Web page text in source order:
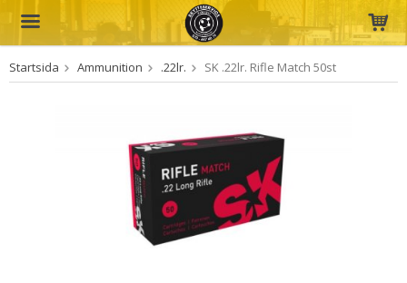
Produkten har blivit tillagd i varukorgen
Startsida Ammunition .22lr. SK .22lr. Rifle Match 50st